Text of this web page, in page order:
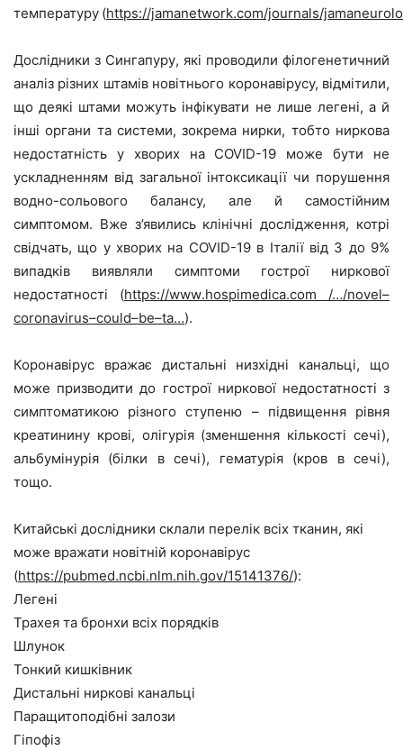
температуру (https://jamanetwork.com/journals/
Дослідники з Сингапуру, які проводили філогенетичний
аналіз різних штамів новітнього коронавірусу, відмітили,
що деякі штами можуть інфікувати не лише легені, а й
інші органи та системи, зокрема нирки, тобто ниркова
недостатність у хворих на COVID-19 може бути не
ускладненням від загальної інтоксикації чи порушення
водно-сольового балансу, але й самостійним
симптомом. Вже з’явились клінічні дослідження, котрі
свідчать, що у хворих на COVID-19 в Італії від 3 до 9%
випадків виявляли симптоми гострої ниркової
недостатності
(https://www.hospimedica.com /…/novel–
coronavirus–could–be–ta…).
Коронавірус вражає дистальні низхідні канальці, що
може призводити до гострої ниркової недостатності з
симптоматикою різного ступеню – підвищення рівня
креатинину крові, олігурія (зменшення кількості сечі),
альбумінурія (білки в сечі), гематурія (кров в сечі),
тощо.
Китайські дослідники склали перелік всіх тканин, які
може вражати новітній коронавірус
(https://pubmed.ncbi.nlm.nih.gov/15141376/):
Легені
Трахея та бронхи всіх порядків
Шлунок
Тонкий кишківник
Дистальні ниркові канальці
Паращитоподібні залози
Гіпофіз